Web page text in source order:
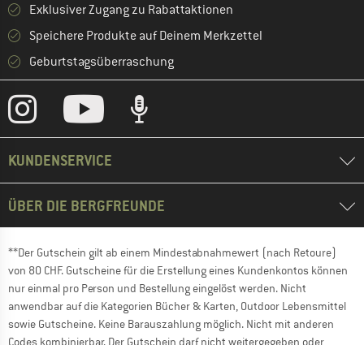
Exklusiver Zugang zu Rabattaktionen
Speichere Produkte auf Deinem Merkzettel
Geburtstagsüberraschung
KUNDENSERVICE
ÜBER DIE BERGFREUNDE
**Der Gutschein gilt ab einem Mindestabnahmewert (nach Retoure)
von 80 CHF. Gutscheine für die Erstellung eines Kundenkontos können
nur einmal pro Person und Bestellung eingelöst werden. Nicht
anwendbar auf die Kategorien Bücher & Karten, Outdoor Lebensmittel
sowie Gutscheine. Keine Barauszahlung möglich. Nicht mit anderen
Codes kombinierbar. Der Gutschein darf nicht weitergegeben oder